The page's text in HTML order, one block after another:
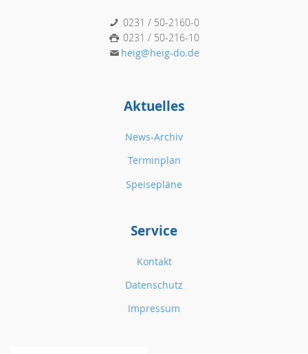
0231 / 50-2160-0
0231 / 50-216-10
heig@heig-do.de
Aktuelles
News-Archiv
Terminplan
Speisepläne
Service
Kontakt
Datenschutz
Impressum